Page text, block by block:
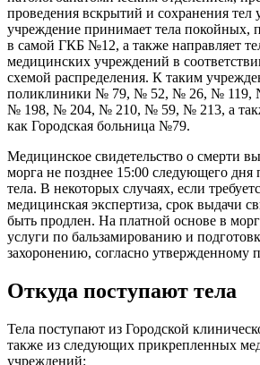
проведения вскрытий и сохранения
учреждение принимает тела покойных,
в самой ГКБ №12, а также направляет
медицинских учреждений в
схемой распределения. К таким
поликлиники № 79, № 52, № 26, № 119,
№ 198, № 204, № 210, № 59, № 213, а
как Городская больница №79.
Медицинское свидетельство о смерти
морга не позднее 15:00 следующего дня
тела. В некоторых случаях, если
медицинская экспертиза, срок выдачи
быть продлен. На платной основе в
услуги по бальзамированию и
захоронению, согласно утвержденному
Откуда поступают тела
Тела поступают из Городской
также из следующих прикрепленных
учреждений: